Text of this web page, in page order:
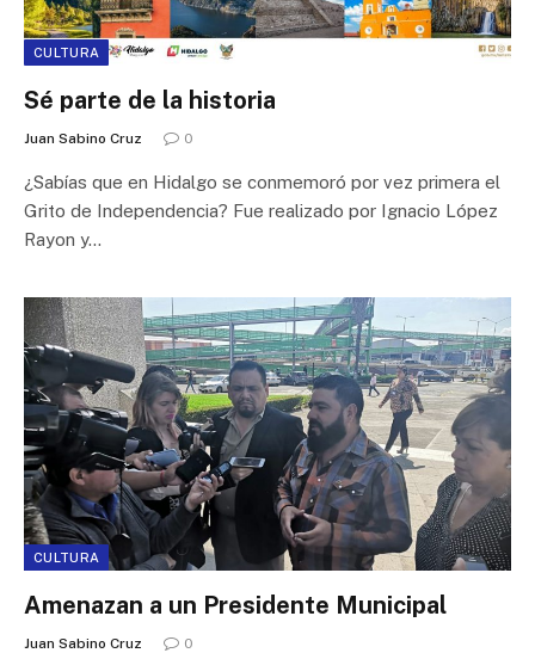
CULTURA
Sé parte de la historia
Juan Sabino Cruz 0
¿Sabías que en Hidalgo se conmemoró por vez primera el
Grito de Independencia? Fue realizado por Ignacio López
Rayon y…
CULTURA
Amenazan a un Presidente Municipal
Juan Sabino Cruz 0